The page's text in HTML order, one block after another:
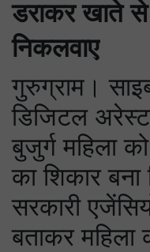
डराकर खाते
निकलवाए
गुरुग्राम।
डिजिटल
बुजुर्ग महिला
का शिकार
सरकारी
बताकर